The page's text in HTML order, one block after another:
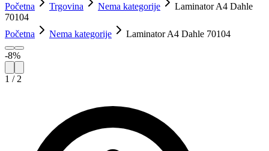
Početna
Trgovina Nema kategorije
Laminator A4 Dahle
70104
Početna
Nema kategorije Laminator A4 Dahle 70104
-8%
1 / 2